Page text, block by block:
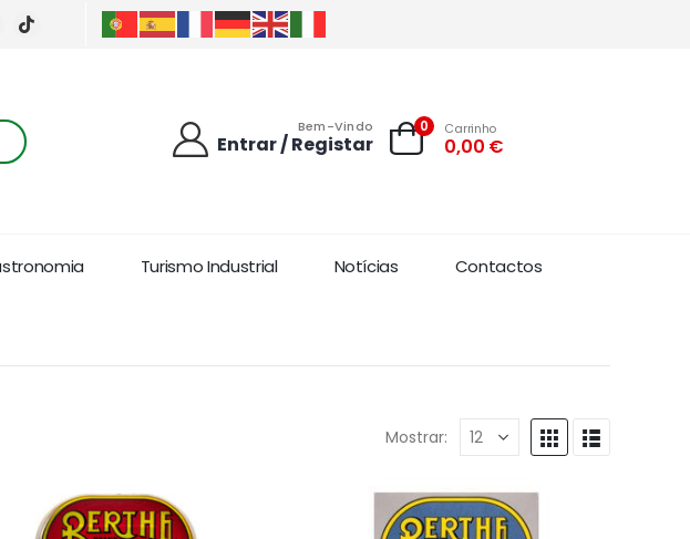
Bem-Vindo
Entrar / Registar
0 Carrinho
0,00 €
Turismo Industrial Notícias Contactos
Mostrar: